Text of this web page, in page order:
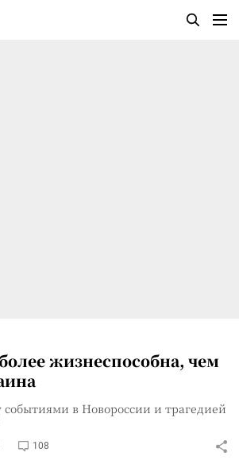
жизнеспособна, чем
в Новороссии и трагедией
108